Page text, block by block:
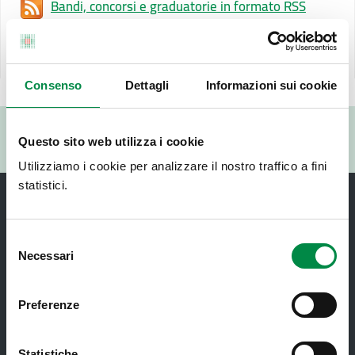
Consenso Dettagli Informazioni sui cookie
Questo sito web utilizza i cookie
Utilizziamo i cookie per analizzare il nostro traffico a fini
statistici.
delNecessari
Preferenze
Bandi, concorsi e graduatorie in formato RSS
Ultimo aggiornamento pagina:
19 Novembre 2025
RISPONDI AL QUESTIONARIO
Recapiti e contatti
Azienda USL di Imola - Sede legale: Viale Amendola, 2